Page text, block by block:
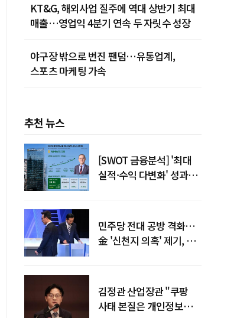
KT&G, 해외사업 질주에 역대 상반기 최대
매출…영업익 4분기 연속 두 자릿수 성장
야구장 밖으로 번진 팬덤…유통업계,
스포츠 마케팅 가속
추천 뉴스
[SWOT 금융분석] '최대
실적·수익 다변화' 성과…
민주당 전대 공방 격화…
金 '신천지 의혹' 제기, 鄭
김정관 산업장관 "쿠팡
사태 본질은 개인정보